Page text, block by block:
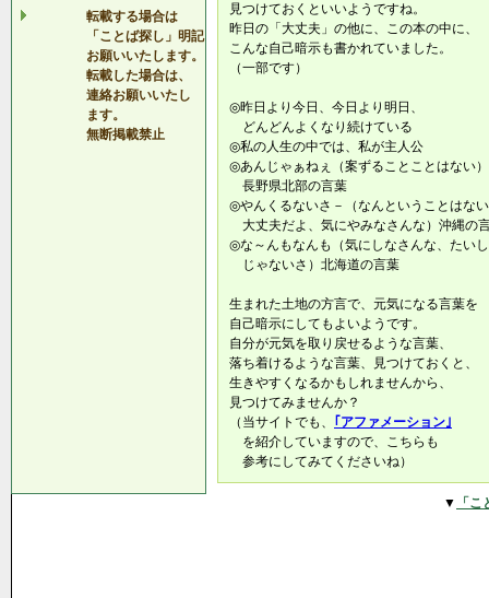
転載する場合は
「ことば探し」明記
お願いいたします。
転載した場合は、
連絡お願いいたし
ます。
無断掲載禁止
見つけておくといいようですね。
昨日の「大丈夫」の他に、この本の中に、
こんな自己暗示も書かれていました。
（一部です）
◎昨日より今日、今日より明日、
どんどんよくなり続けている
◎私の人生の中では、私が主人公
◎あんじゃぁねぇ（案ずることことはない）
長野県北部の言葉
◎やんくるないさ－（なんということはな
大丈夫だよ、気にやみなさんな）沖縄の
◎な～んもなんも（気にしなさんな、たい
じゃないさ）北海道の言葉
生まれた土地の方言で、元気になる言葉を
自己暗示にしてもよいようです。
自分が元気を取り戻せるような言葉、
落ち着けるような言葉、見つけておくと、
生きやすくなるかもしれませんから、
見つけてみませんか？
（当サイトでも、 ｢アファメーション｣
を紹介していますので、こちらも
参考にしてみてくださいね）
▼ 「